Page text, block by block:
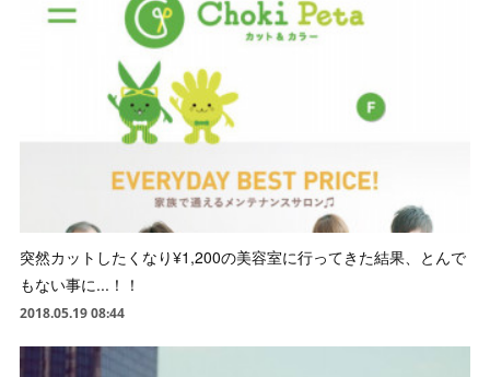
突然カットしたくなり¥1,200の美容室に行ってきた結果、とんで
もない事に...！！
2018.05.19 08:44